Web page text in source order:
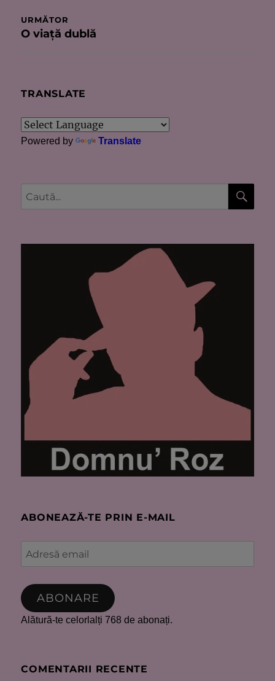
articole
URMĂTOR
Articolul
O viaţă dublă
TRANSLATE
Powered by Translate
după:
ABONEAZĂ-TE PRIN E-MAIL
Adresă
email
ABONARE
Alătură-te celorlalți 768 de abonați.
COMENTARII RECENTE